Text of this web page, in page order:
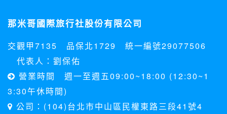
料。註冊時，本網站取得您的姓名、電話、住址、身份證字
成功，並登入使用我們的服務後，本網站即取得您的資料。
其他除了上述，會保留您在上網瀏覽或查詢時，伺服器自行產
生的相關記錄，包括您使用連線設備的 IP 位址、使用時間、使
用的瀏覽器、瀏覽及點選資料紀錄等。本網站會對個別連線者
的瀏覽器予以標示，歸納使用者瀏覽器在本網站內部所瀏覽的
網頁，除非您願意告知您的個人資料，否則本網站不會也無法
將此項記錄和您對應。請您注意，在本網站網刊登廣告之廠
那米哥國際旅行社股份有限公司
交觀甲7135 品保北1729 統一編號29077506
代表人：劉保佑
營業時間 週一至週五09:00~18:00 (12:30~1
3:30午休時間)
公司：(104)台北市中山區民權東路三段41號4